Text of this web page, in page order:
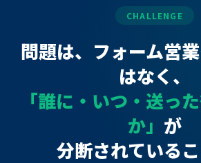
CHALLENGE
問題は、フォーム営
はなく、
「誰に・いつ・送っ
か」 が
分断されている